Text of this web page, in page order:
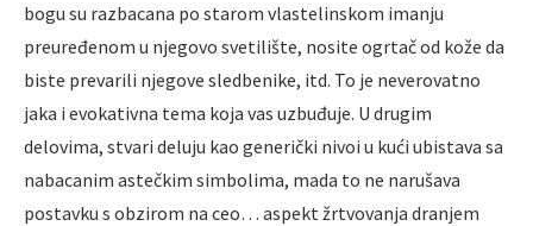
bogu su razbacana po starom vlastelinskom imanju
preuređenom u njegovo svetilište, nosite ogrtač od kože da
biste prevarili njegove sledbenike, itd. To je neverovatno
jaka i evokativna tema koja vas uzbuđuje. U drugim
delovima, stvari deluju kao generički nivoi u kući ubistava sa
nabacanim astečkim simbolima, mada to ne narušava
postavku s obzirom na ceo… aspekt žrtvovanja dranjem